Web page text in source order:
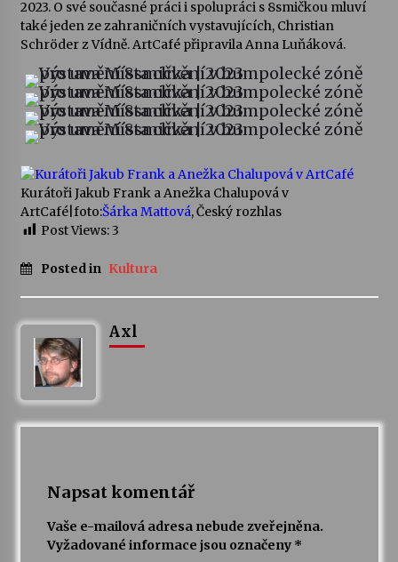
Vysočinka
17. 7. 2026
Ozvěny prázdnin
14. 7. 2026
Za kulturou kousek za Humpolec. V Želivě ožije
odkaz Josefa Čapka
13. 7. 2026
Želiv
3. 7. 2026
Petr Adamec – Malovaný svět
2023. O své současné práci i spolupráci s 8smičkou mluví
také jeden ze zahraničních vystavujících, Christian
Schröder z Vídně. ArtCafé připravila Anna Luňáková.
Kurátoři Jakub Frank a Anežka Chalupová v
ArtCafé| foto:Šárka Mattová,Český rozhlas
Post Views:3
Posted in Kultura
Axl
Napsat komentář
Vaše e-mailová adresa nebude zveřejněna.
Vyžadované informace jsou označeny *